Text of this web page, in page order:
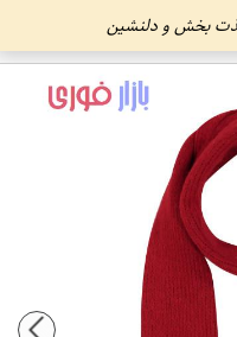
لذت بخش و دلنشین